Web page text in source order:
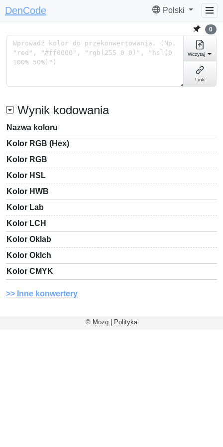
DenCode Polski
0
Wczytaj
Link
Wynik kodowania
Nazwa koloru
Kolor RGB (Hex)
Kolor RGB
Kolor HSL
Kolor HWB
Kolor Lab
Kolor LCH
Kolor Oklab
Kolor Oklch
Kolor CMYK
Inne konwertery
© Mozq Polityka